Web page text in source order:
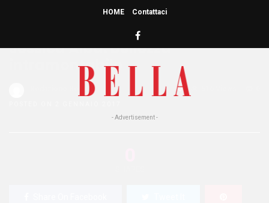
HOME Contattaci
- Advertisement -
Jessica Alba: bellezza
intramontabile
0